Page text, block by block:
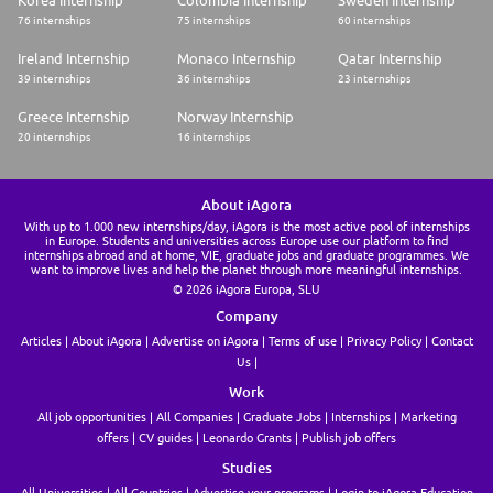
Disclaimer / Policy statements
UBS ist ein Arbeitgeber, der Chancengleichheit fördert. Wir respektieren
alle Mitarbeitenden als Individuen sowie unterschiedliche Kulturen,
Perspektiven, Fähigkeiten und Erfahrungen unseres Personals
76 internships 75 internships 60 internships
Ireland Internship
39 internships
Monaco Internship
36 internships
Qatar Internship
23 internships
Greece Internship
20 internships
Norway Internship
16 internships
About iAgora
With up to 1.000 new internships/day, iAgora is the most active pool of internships
in Europe. Students and universities across Europe use our platform to find
internships abroad and at home, VIE, graduate jobs and graduate programmes. We
want to improve lives and help the planet through more meaningful internships.
© 2026 iAgora Europa, SLU
Company
Articles About iAgora Advertise on iAgora Terms of use Privacy Policy
Contact
Us
Work
All job opportunities All Companies Graduate Jobs Internships
Marketing
offers
CV guides Leonardo Grants Publish job offers
Studies